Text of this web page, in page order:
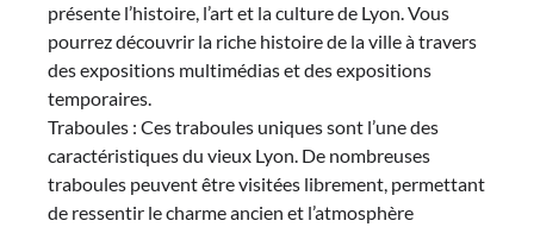
présente l’histoire, l’art et la culture de Lyon. Vous
pourrez découvrir la riche histoire de la ville à travers
des expositions multimédias et des expositions
temporaires.
Traboules : Ces traboules uniques sont l’une des
caractéristiques du vieux Lyon. De nombreuses
traboules peuvent être visitées librement, permettant
de ressentir le charme ancien et l’atmosphère